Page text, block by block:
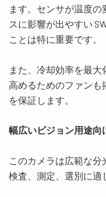
ます。センサが温度
スに影響が出やすい
ことは特に重要です。
また、 冷却効率を最大
高めるためのファンも
を保証します。
幅広いビジョン用途向
このカメラは広範な
検査、測定、選別に適